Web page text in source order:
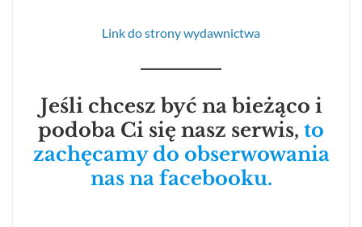
Link do strony wydawnictwa
Jeśli chcesz być na bieżąco i
podoba Ci się nasz serwis, to
zachęcamy do obserwowania
nas na facebooku.